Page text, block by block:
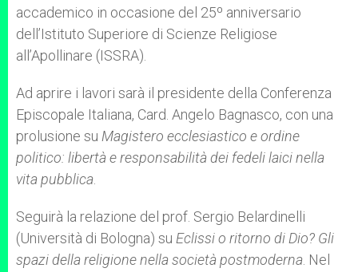
accademico in occasione del 25º anniversario
dell’Istituto Superiore di Scienze Religiose
all’Apollinare (ISSRA).
Ad aprire i lavori sarà il presidente della Conferenza
Episcopale Italiana, Card. Angelo Bagnasco, con una
prolusione su Magistero ecclesiastico e ordine
politico: libertà e responsabilità dei fedeli laici nella
vita pubblica
Seguirà la relazione del prof. Sergio Belardinelli
(Università di Bologna) su Eclissi o ritorno di Dio? Gli
spazi della religione nella società postmoderna . Nel